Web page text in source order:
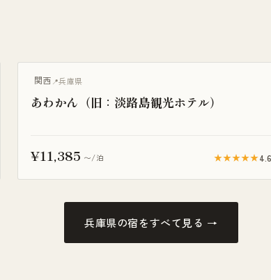
関西 兵庫県
あわかん（旧：淡路島観光ホテル）
¥11,385 〜/泊 ★★★★★4.6
兵庫県の宿をすべて見る →